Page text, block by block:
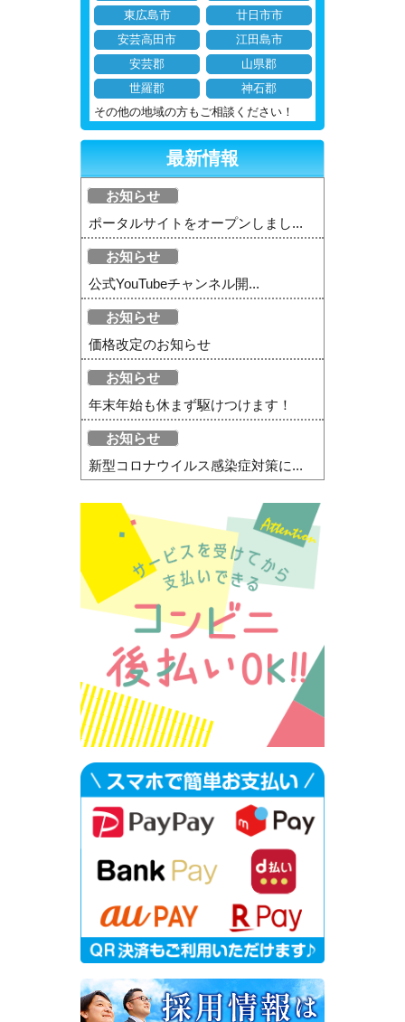
東広島市
廿日市市
安芸高田市
江田島市
安芸郡
山県郡
世羅郡
神石郡
その他の地域の方もご相談ください！
最新情報
お知らせ
ポータルサイトをオープンしまし...
お知らせ
公式YouTubeチャンネル開...
お知らせ
価格改定のお知らせ
お知らせ
年末年始も休まず駆けつけます！
お知らせ
新型コロナウイルス感染症対策に...